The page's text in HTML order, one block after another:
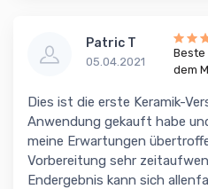
Patric T
05.04.2021
Beste
dem
Dies ist die erste Keramik-
Anwendung gekauft habe
meine Erwartungen
Vorbereitung sehr
Endergebnis kann sich